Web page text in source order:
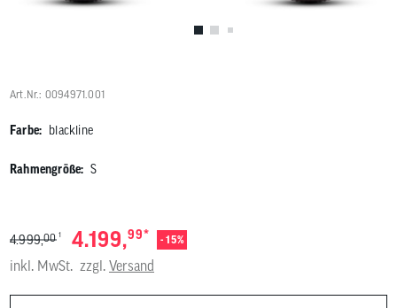
Art.Nr.: 0094971.001
Farbe: blackline
Rahmengröße: S
4.999,00 1 4.199,99* - 15%
inkl. MwSt. zzgl. Versand